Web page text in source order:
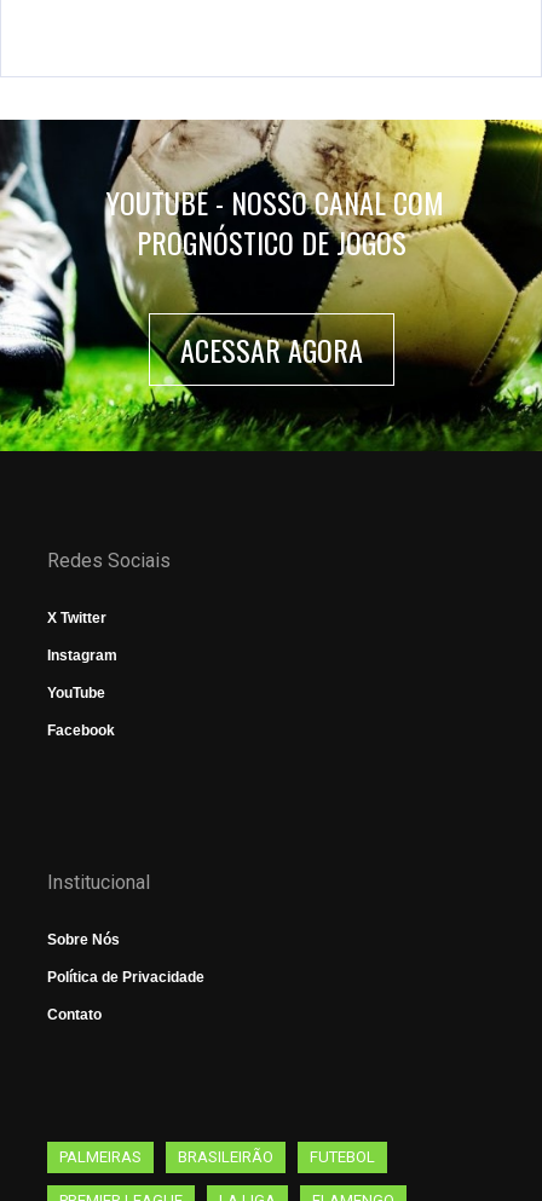
YOUTUBE - NOSSO CANAL COM
PROGNÓSTICO DE JOGOS
ACESSAR AGORA
Redes Sociais
X Twitter
Instagram
YouTube
Facebook
Institucional
Sobre Nós
Política de Privacidade
Contato
PALMEIRAS BRASILEIRÃO FUTEBOL